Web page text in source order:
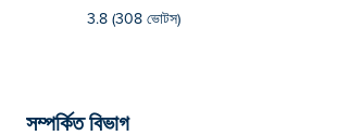
3.8 (308 ভোটস)
সম্পর্কিত বিভাগ